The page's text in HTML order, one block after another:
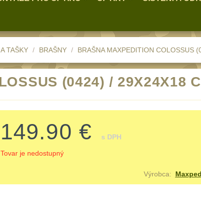
TAŠKY BRAŠNY BRAŠNA MAXPEDITION COLOSSUS
(0424) / 29X24X18
149.90 € s DPH
Tovar je nedostupný
Výrobca: